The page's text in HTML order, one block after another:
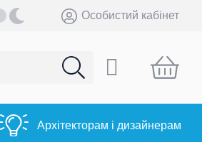
Особистий кабінет
Архітекторам і дизайнерам